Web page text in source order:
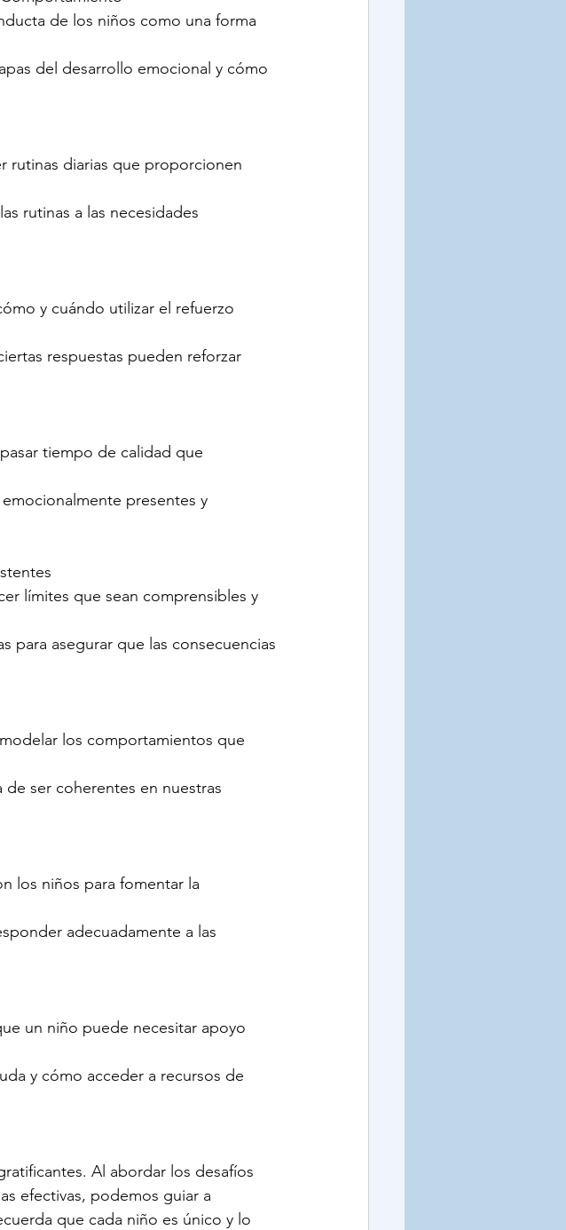
de los niños como una forma
del desarrollo emocional y cómo
rutinas diarias que proporcionen
rutinas a las necesidades
y cuándo utilizar el refuerzo
respuestas pueden reforzar
tiempo de calidad que
presentes y
límites que sean comprensibles y
para asegurar que las consecuencias
los comportamientos que
ser coherentes en nuestras
los niños para fomentar la
adecuadamente a las
un niño puede necesitar apoyo
y cómo acceder a recursos de
Al abordar los desafíos
efectivas, podemos guiar a
que cada niño es único y lo